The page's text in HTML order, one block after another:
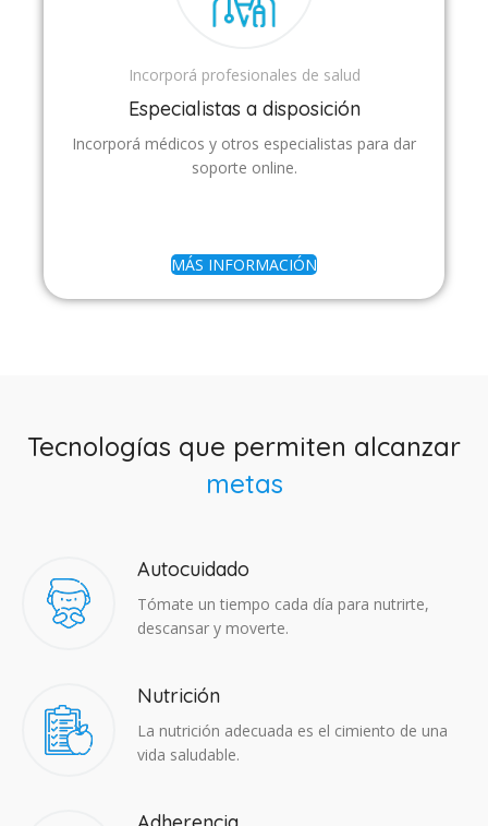
Incorporá profesionales de salud
Especialistas a disposición
Incorporá médicos y otros especialistas para dar
soporte online.
MÁS INFORMACIÓN
Tecnologías que permiten alcanzar
metas
Autocuidado
Tómate un tiempo cada día para nutrirte,
descansar y moverte.
Nutrición
La nutrición adecuada es el cimiento de una
vida saludable.